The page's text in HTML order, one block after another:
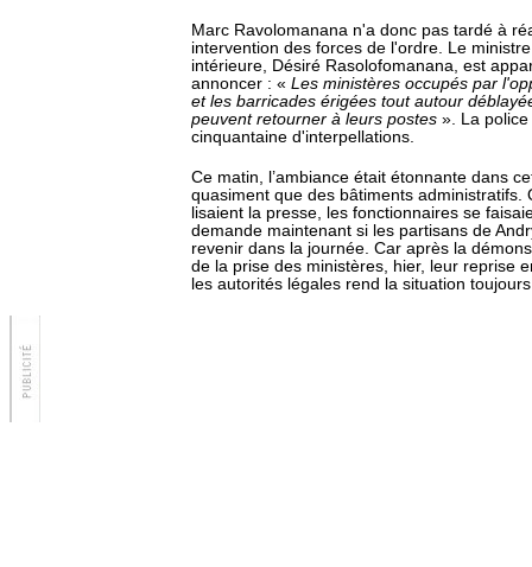
Marc Ravolomanana n'a donc pas tardé à
intervention des forces de l'ordre. Le
intérieure, Désiré Rasolofomanana, est
annoncer : « Les ministères occupés par
et les barricades érigées tout autour
peuvent retourner à leurs postes ». La
cinquantaine d'interpellations.
Ce matin, l’ambiance était étonnante dans
quasiment que des bâtiments administratifs.
lisaient la presse, les fonctionnaires se
demande maintenant si les partisans de
revenir dans la journée. Car après la
de la prise des ministères, hier, leur reprise
les autorités légales rend la situation